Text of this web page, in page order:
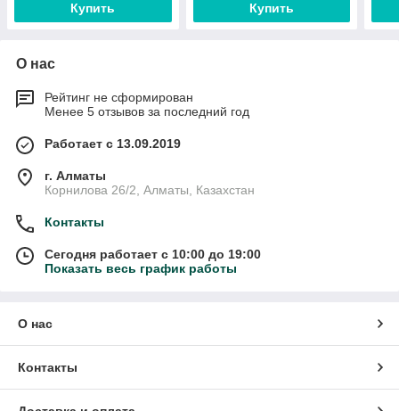
Купить Купить
О нас
Рейтинг не сформирован
Менее 5 отзывов за последний год
Работает с 13.09.2019
г. Алматы
Корнилова 26/2, Алматы, Казахстан
Контакты
Сегодня работает с 10:00 до 19:00
Показать весь график работы
О нас
Контакты